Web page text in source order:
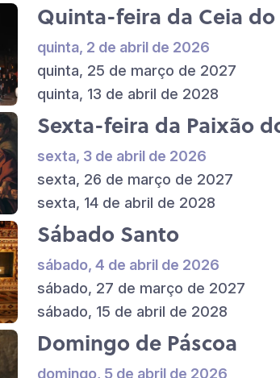
Quinta-feira da Ceia
quinta, 2 de abril de 2026
quinta, 25 de março de 2027
quinta, 13 de abril de 2028
Sexta-feira da Paixão
sexta, 3 de abril de 2026
sexta, 26 de março de 2027
sexta, 14 de abril de 2028
Sábado Santo
sábado, 4 de abril de 2026
sábado, 27 de março de 2027
sábado, 15 de abril de 2028
Domingo de Páscoa
domingo, 5 de abril de 2026